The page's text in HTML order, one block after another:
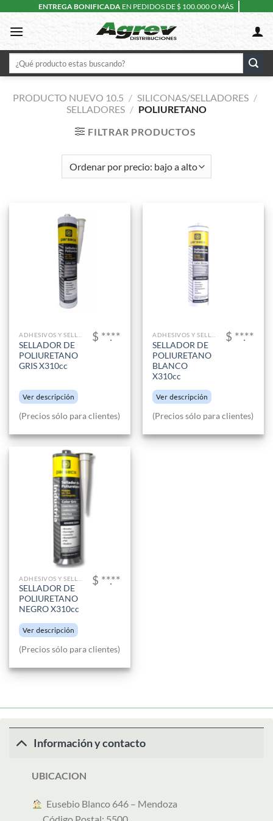
content
ENTREGA BONIFICADA EN PEDIDOS DE $ 100.000 O MÁS
Buscar
por:
PRODUCTO NUEVO 10.5 / SILICONAS/SELLADORES /
SELLADORES / POLIURETANO
FILTRAR PRODUCTOS
SELLADOR DE
POLIURETANO
GRIS X310cc
Ver descripción
$ **.**
(Precios sólo para clientes)
SELLADOR DE
POLIURETANO
BLANCO
X310cc
Ver descripción
$ **.**
(Precios sólo para clientes)
SELLADOR DE
POLIURETANO
NEGRO X310cc
Ver descripción
$ **.**
(Precios sólo para clientes)
Información y contacto
UBICACION
︎ Eusebio Blanco 646 – Mendoza